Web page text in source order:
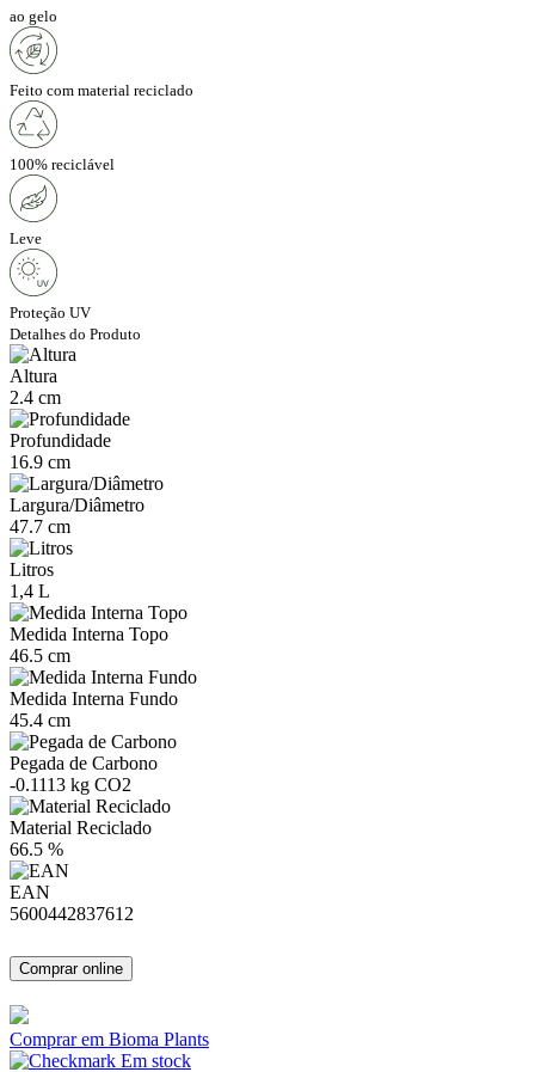
ao gelo
Feito com material reciclado
100% reciclável
Leve
Proteção UV
Detalhes do Produto
Altura
2.4 cm
Profundidade
16.9 cm
Largura/Diâmetro
47.7 cm
Litros
1,4 L
Medida Interna Topo
46.5 cm
Medida Interna Fundo
45.4 cm
Pegada de Carbono
-0.1113 kg CO2
Material Reciclado
66.5 %
EAN
5600442837612
Comprar online
Comprar em Bioma Plants
Em stock